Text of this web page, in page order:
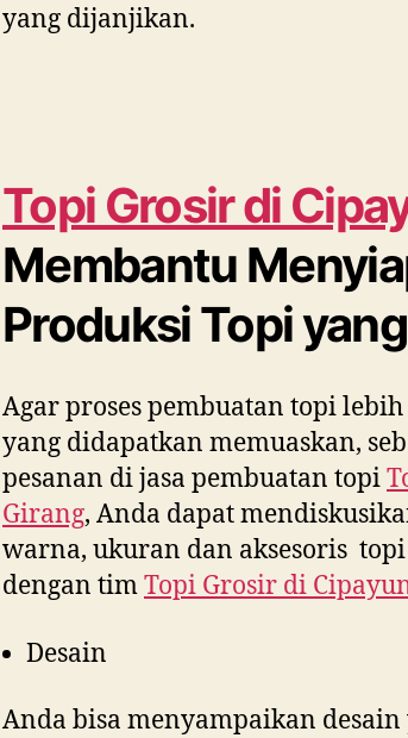
yang dijanjikan.
Topi Grosir di
Membantu
Produksi Topi
Agar proses pembuatan topi
yang didapatkan memuaskan,
pesanan di jasa pembuatan topi
Girang, Anda dapat
warna, ukuran dan aksesoris
dengan timTopi Grosir di
Desain
Anda bisa menyampaikan